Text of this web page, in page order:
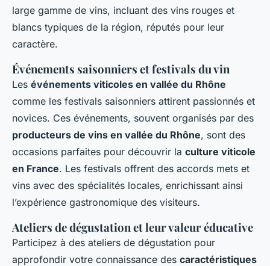
large gamme de vins, incluant des vins rouges et
blancs typiques de la région, réputés pour leur
caractère.
Événements saisonniers et festivals du vin
Les événements viticoles en vallée du Rhône
comme les festivals saisonniers attirent passionnés et
novices. Ces événements, souvent organisés par des
producteurs de vins en vallée du Rhône, sont des
occasions parfaites pour découvrir la culture viticole
en France. Les festivals offrent des accords mets et
vins avec des spécialités locales, enrichissant ainsi
l’expérience gastronomique des visiteurs.
Ateliers de dégustation et leur valeur éducative
Participez à des ateliers de dégustation pour
approfondir votre connaissance des caractéristiques